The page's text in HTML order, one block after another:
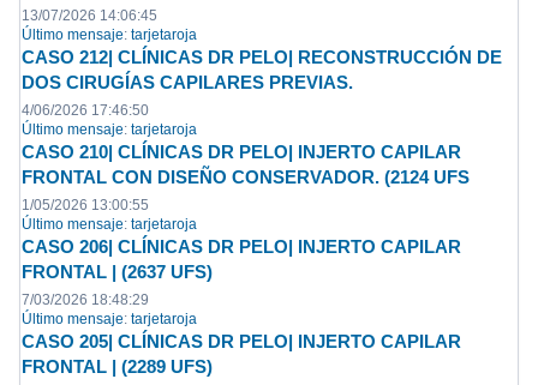
13/07/2026 14:06:45
Último mensaje:tarjetaroja
CASO 212| CLÍNICAS DR PELO| RECONSTRUCCIÓN DE
DOS CIRUGÍAS CAPILARES PREVIAS.
4/06/2026 17:46:50
Último mensaje:tarjetaroja
CASO 210| CLÍNICAS DR PELO| INJERTO CAPILAR
FRONTAL CON DISEÑO CONSERVADOR. (2124 UFS
1/05/2026 13:00:55
Último mensaje:tarjetaroja
CASO 206| CLÍNICAS DR PELO| INJERTO CAPILAR
FRONTAL | (2637 UFS)
7/03/2026 18:48:29
Último mensaje:tarjetaroja
CASO 205| CLÍNICAS DR PELO| INJERTO CAPILAR
FRONTAL | (2289 UFS)